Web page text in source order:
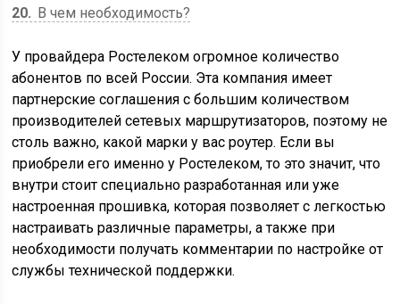
20
В чем необходимость?
У провайдера Ростелеком огромное количество
абонентов по всей России. Эта компания имеет
партнерские соглашения с большим количеством
производителей сетевых маршрутизаторов, поэтому не
столь важно, какой марки у вас роутер. Если вы
приобрели его именно у Ростелеком, то это значит, что
внутри стоит специально разработанная или уже
настроенная прошивка, которая позволяет с легкостью
настраивать различные параметры, а также при
необходимости получать комментарии по настройке от
службы технической поддержки.